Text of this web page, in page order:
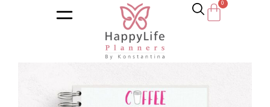
Κατάστημα/Ημερολόγια